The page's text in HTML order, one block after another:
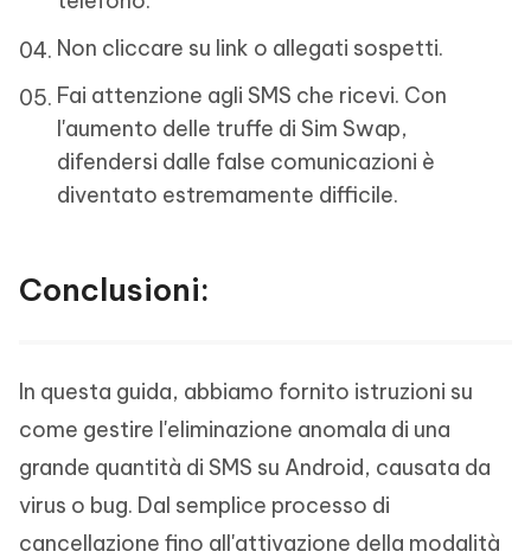
Non cliccare su link o allegati sospetti.
Fai attenzione agli SMS che ricevi. Con
l'aumento delle truffe di Sim Swap,
difendersi dalle false comunicazioni è
diventato estremamente difficile.
Conclusioni:
In questa guida, abbiamo fornito istruzioni su
come gestire l'eliminazione anomala di una
grande quantità di SMS su Android, causata da
virus o bug. Dal semplice processo di
cancellazione fino all'attivazione della modalità